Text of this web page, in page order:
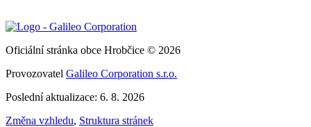
Oficiální stránka obce Hrobčice © 2026
Provozovatel Galileo Corporation s.r.o.
Poslední aktualizace: 6. 8. 2026
Změna vzhledu, Struktura stránek